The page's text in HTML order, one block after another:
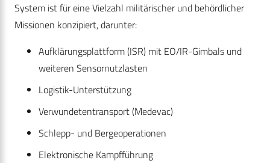
System ist für eine Vielzahl militärischer und behördlicher
Missionen konzipiert, darunter:
Aufklärungsplattform (ISR) mit EO/IR-Gimbals und
weiteren Sensornutzlasten
Logistik-Unterstützung
Verwundetentransport (Medevac)
Schlepp- und Bergeoperationen
Elektronische Kampfführung